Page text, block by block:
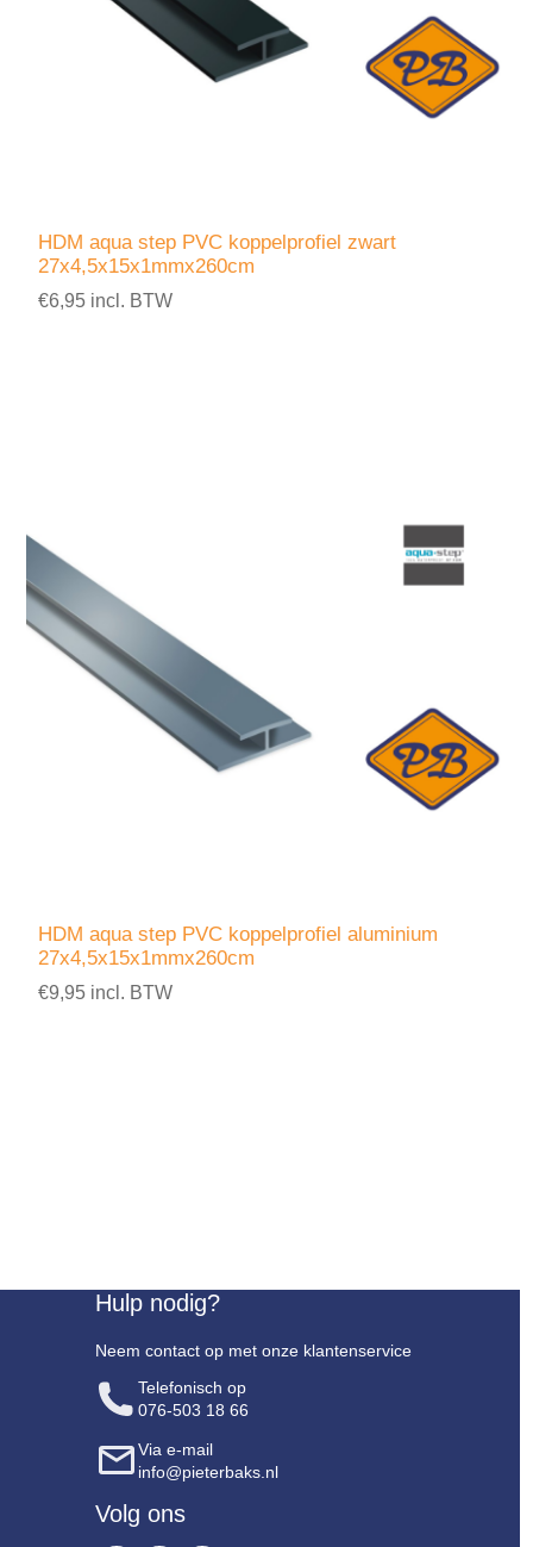
HDM aqua step PVC koppelprofiel zwart
27x4,5x15x1mmx260cm
€6,95 incl. BTW
HDM aqua step PVC koppelprofiel aluminium
27x4,5x15x1mmx260cm
€9,95 incl. BTW
Hulp nodig?
Neem contact op met onze klantenservice
Telefonisch op
076-503 18 66
Via e-mail
info@pieterbaks.nl
Volg ons